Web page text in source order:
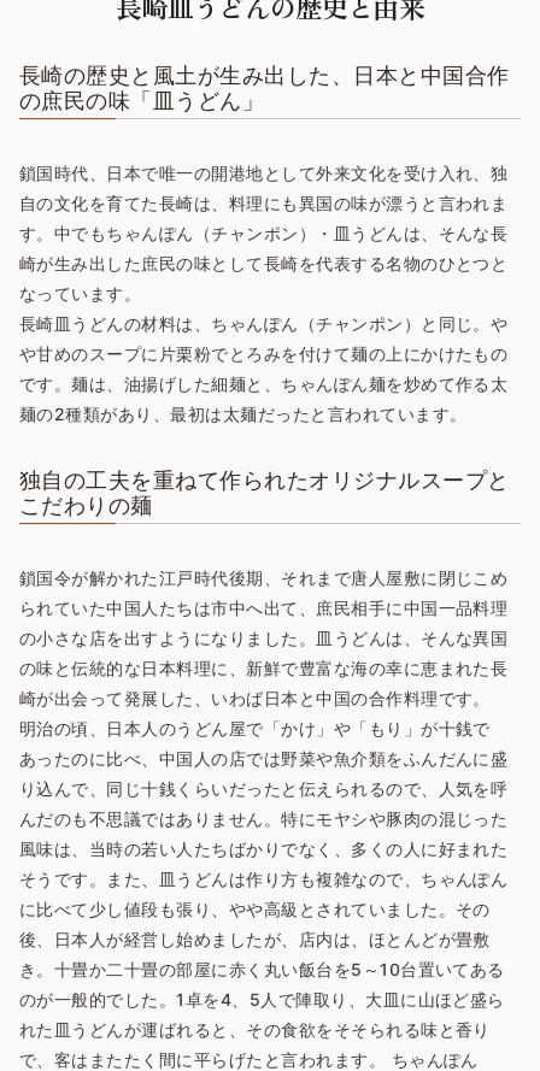
長崎の歴史と風土が生み出した、日本と中国合作
の庶民の味「皿うどん」
鎖国時代、日本で唯一の開港地として外来文化を受け入れ、独
自の文化を育てた長崎は、料理にも異国の味が漂うと言われま
す。中でもちゃんぽん（チャンポン）・皿うどんは、そんな長
崎が生み出した庶民の味として長崎を代表する名物のひとつと
なっています。
長崎皿うどんの材料は、ちゃんぽん（チャンポン）と同じ。や
や甘めのスープに片栗粉でとろみを付けて麺の上にかけたもの
です。麺は、油揚げした細麺と、ちゃんぽん麺を炒めて作る太
麺の2種類があり、最初は太麺だったと言われています。
独自の工夫を重ねて作られたオリジナルスープと
こだわりの麺
鎖国令が解かれた江戸時代後期、それまで唐人屋敷に閉じこめ
られていた中国人たちは市中へ出て、庶民相手に中国一品料理
の小さな店を出すようになりました。皿うどんは、そんな異国
の味と伝統的な日本料理に、新鮮で豊富な海の幸に恵まれた長
崎が出会って発展した、いわば日本と中国の合作料理です。
明治の頃、日本人のうどん屋で「かけ」や「もり」が十銭で
あったのに比べ、中国人の店では野菜や魚介類をふんだんに盛
り込んで、同じ十銭くらいだったと伝えられるので、人気を呼
んだのも不思議ではありません。特にモヤシや豚肉の混じった
風味は、当時の若い人たちばかりでなく、多くの人に好まれた
そうです。また、皿うどんは作り方も複雑なので、ちゃんぽん
に比べて少し値段も張り、やや高級とされていました。その
後、日本人が経営し始めましたが、店内は、ほとんどが畳敷
き。十畳か二十畳の部屋に赤く丸い飯台を5～10台置いてある
のが一般的でした。1卓を4、5人で陣取り、大皿に山ほど盛ら
れた皿うどんが運ばれると、その食欲をそそられる味と香り
で、客はまたたく間に平らげたと言われます。 ちゃんぽん